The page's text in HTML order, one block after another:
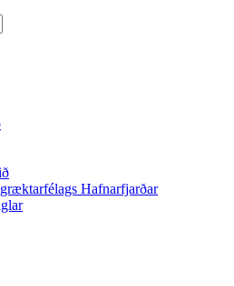
Hafnarfjarðar